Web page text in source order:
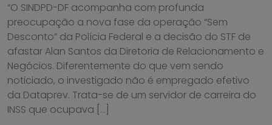
“O SINDPD-DF acompanha com profunda
preocupação a nova fase da operação “Sem
Desconto” da Polícia Federal e a decisão do STF de
afastar Alan Santos da Diretoria de Relacionamento e
Negócios. Diferentemente do que vem sendo
noticiado, o investigado não é empregado efetivo
da Dataprev. Trata-se de um servidor de carreira do
INSS que ocupava […]